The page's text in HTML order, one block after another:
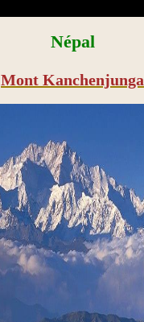
Népal
Mont Kanchenjunga